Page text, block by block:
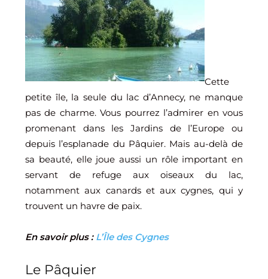
Cette
petite île, la seule du lac d’Annecy, ne manque
pas de charme. Vous pourrez l’admirer en vous
promenant dans les Jardins de l’Europe ou
depuis l’esplanade du Pâquier. Mais au-delà de
sa beauté, elle joue aussi un rôle important en
servant de refuge aux oiseaux du lac,
notamment aux canards et aux cygnes, qui y
trouvent un havre de paix.
En savoir plus : L’Île des Cygnes
Le Pâquier